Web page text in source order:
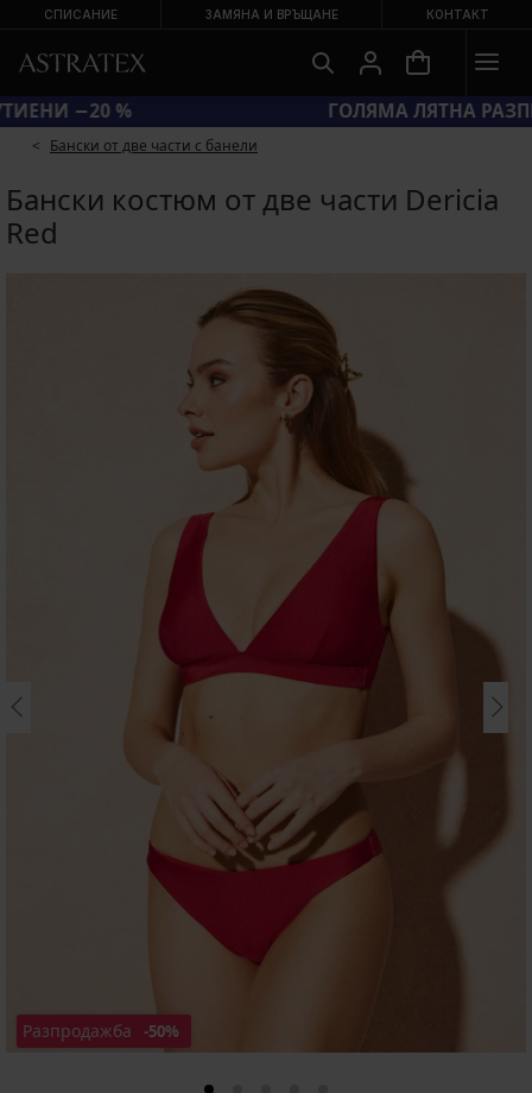
СПИСАНИЕ ЗАМЯНА И ВРЪЩАНЕ КОНТАКТ
КОД BRA20 = СУТИЕНИ −20 %
Бански от две части с банели
Бански костюм от две части Dericia
Red
Разпродажба -50%